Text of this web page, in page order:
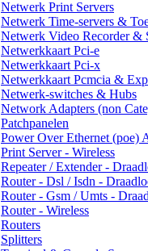
Netwerk Print Servers
Netwerk Time-servers &
Netwerk Video Recorder &
Netwerkkaart Pci-e
Netwerkkaart Pci-x
Netwerkkaart Pcmcia &
Netwerk-switches & Hubs
Network Adapters (non
Patchpanelen
Power Over Ethernet (poe)
Print Server - Wireless
Repeater / Extender -
Router - Dsl / Isdn -
Router - Gsm / Umts -
Router - Wireless
Routers
Splitters